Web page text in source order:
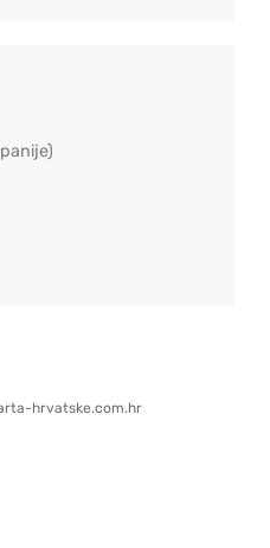
hrvatske.com.hr